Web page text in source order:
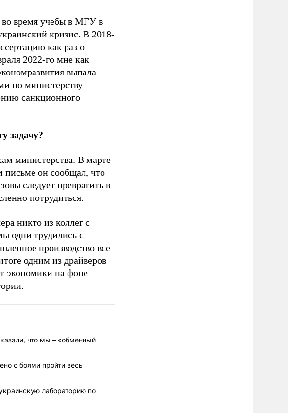
во время учебы в МГУ в
кризис. В 2018-
как раз о
2022-го мне как
выпала
по министерству
санкционного
задачу?
министерства. В марте
письме он сообщал, что
следует превратить в
потрудиться.
никто из коллег с
одни трудились с
производство все
одним из драйверов
экономики на фоне
что мы – «обменный
с боями пройти весь
лабораторию по